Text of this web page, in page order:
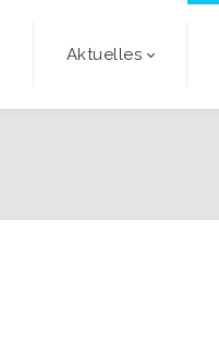
Aktuelles